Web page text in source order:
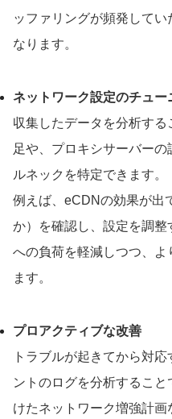
ッファリングが頻発して
なります。
ネットワーク設定のチュー
収集したデータを分析す
足や、プロキシサーバー
ルネックを特定できます。
例えば、eCDNの効果が出
か）を確認し、設定を調整
への負荷を軽減しつつ、よ
ます。
プロアクティブな改善
トラブルが起きてから対
ントのログを分析するこ
けたネットワーク増強計